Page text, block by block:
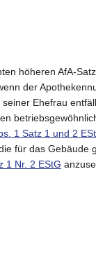
höheren AfA-
der
Ehefrau
1 Satz 1 und 2
für das Gebäude
1 Nr. 2 EStG